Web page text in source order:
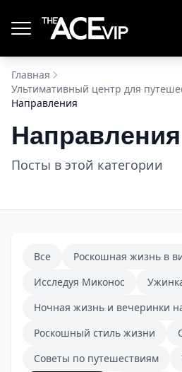
Главная
Ультимативный центр для
Направления
Направления
Посты в этой категории
Все Роскошная жизнь в
Исследуя Миконос
Ночная жизнь и вечеринки
Роскошный стиль жизни
Советы по путешествиям